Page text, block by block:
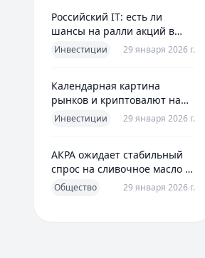
Российский IT: есть ли
шансы на ралли акций в
2026 без опоры на ИИ
Инвестиции 29 января 2026 г.
Календарная картина
рынков и криптовалют на
четверг, 29 января 2026
Инвестиции 29 января 2026 г.
АКРА ожидает стабильный
спрос на сливочное масло в
2026 году
Общество 29 января 2026 г.